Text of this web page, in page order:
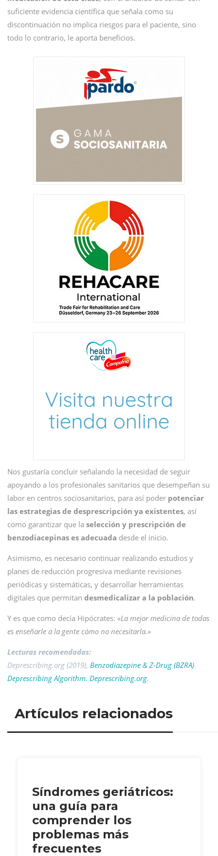
suficiente evidencia científica que señala como su
discontinuación no implica riesgos para el paciente, sino
todo lo contrario, le aporta beneficios.
Nos gustaría concluir señalando la necesidad de seguir
apoyando a los profesionales sanitarios que desempeñan su
labor en centros sociosanitarios, para así poder potenciar
las estrategias de desprescripción ya existentes, así
como garantizar que la selección y prescripción de
benzodiacepinas es adecuada desde el inicio.
Asimismo, es necesario continuar realizando estudios y
planes de reducción progresiva mediante revisiones
periódicas y sistemáticas, y desarrollar herramientas
digitales que permitan desmedicalizar a la población.
Y es que como decía Hipócrates: «La mejor medicina de todas
es enseñarle a la gente cómo no necesitarla.»
Lecturas recomendadas:
Deprescribing.org (2019), Benzodiazepine & Z-Drug (BZRA)
Deprescribing Algorithm. Deprescribing.org.
Artículos relacionados
Síndromes geriátricos:
una guía para
comprender los
problemas más
frecuentes